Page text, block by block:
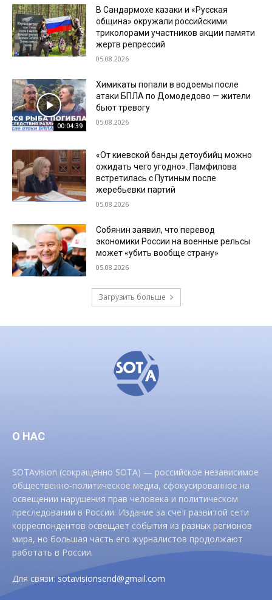
В Сандармохе казаки и «Русская
община» окружали российскими
триколорами участников акции памяти
жертв репрессий
05.08.2026
00:04:39
Химикаты попали в водоемы после
атаки БПЛА по Домодедово — жители
бьют тревогу
05.08.2026
«От киевской банды детоубийц можно
ожидать чего угодно». Памфилова
встретилась с Путиным после
жеребьевки партий
05.08.2026
Собянин заявил, что перевод
экономики России на военные рельсы
может «убить вообще страну»
05.08.2026
Загрузить больше
О НАС
SOTAvision (сокращенно SOTA) — российское независимое
общественно-политическое медиа, сфокусированное на
освещении нарушения прав человека и политическом
преследовании в России. Издание за счет развитой сети
корреспондентов освещает события из разных регионов
мира, но большая часть его журналистов продолжают
работать в России.
Для связи:sotavisionsend@gmail.com